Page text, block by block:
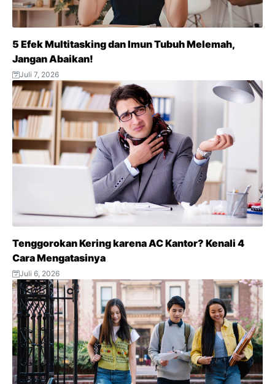
5 Efek Multitasking dan Imun Tubuh Melemah,
Jangan Abaikan!
Juli 7, 2026
Tenggorokan Kering karena AC Kantor? Kenali 4
Cara Mengatasinya
Juli 6, 2026